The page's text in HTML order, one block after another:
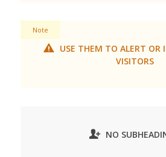
Note
USE THEM TO ALERT OR
VISITORS
NO